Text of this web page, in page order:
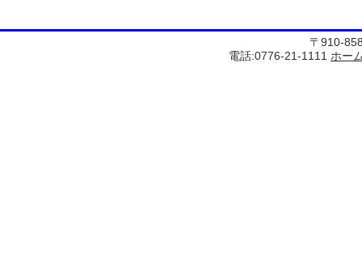
〒910-
電話:0776-21-1111 ホー